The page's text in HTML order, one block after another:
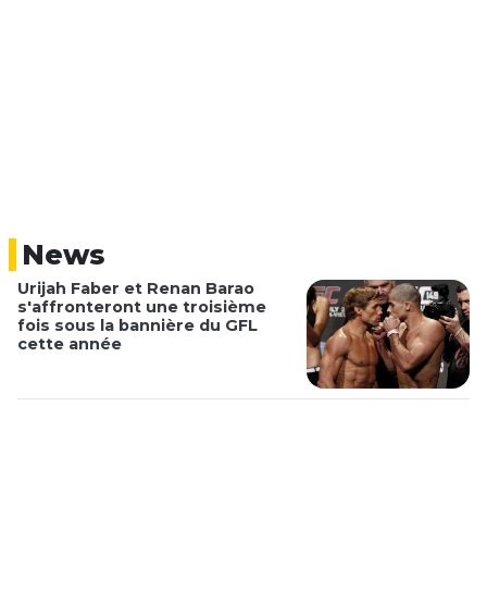
News
Urijah Faber et Renan Barao
s'affronteront une troisième
fois sous la bannière du GFL
cette année